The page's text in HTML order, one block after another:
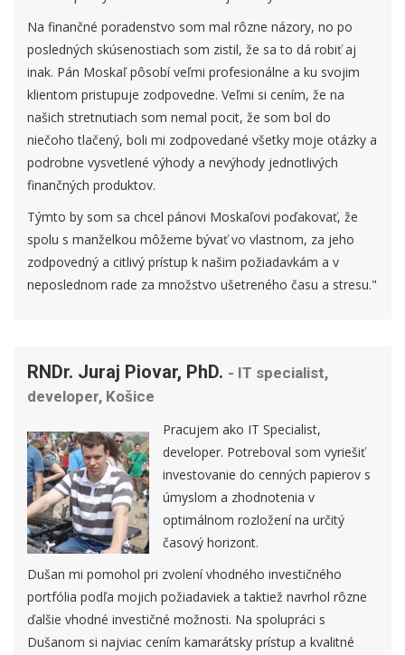
Na finančné poradenstvo som mal rôzne názory, no po
posledných skúsenostiach som zistil, že sa to dá robiť aj
inak. Pán Moskaľ pôsobí veľmi profesionálne a ku svojim
klientom pristupuje zodpovedne. Veľmi si cením, že na
našich stretnutiach som nemal pocit, že som bol do
niečoho tlačený, boli mi zodpovedané všetky moje otázky a
podrobne vysvetlené výhody a nevýhody jednotlivých
finančných produktov.
Týmto by som sa chcel pánovi Moskaľovi poďakovať, že
spolu s manželkou môžeme bývať vo vlastnom, za jeho
zodpovedný a citlivý prístup k našim požiadavkám a v
neposlednom rade za množstvo ušetreného času a stresu."
RNDr. Juraj Piovar, PhD. - IT specialist,
developer, Košice
Pracujem ako IT Specialist,
developer. Potreboval som vyriešiť
investovanie do cenných papierov s
úmyslom a zhodnotenia v
optimálnom rozložení na určitý
časový horizont.
Dušan mi pomohol pri zvolení vhodného investičného
portfólia podľa mojich požiadaviek a taktiež navrhol rôzne
ďalšie vhodné investičné možnosti. Na spolupráci s
Dušanom si najviac cením kamarátsky prístup a kvalitné